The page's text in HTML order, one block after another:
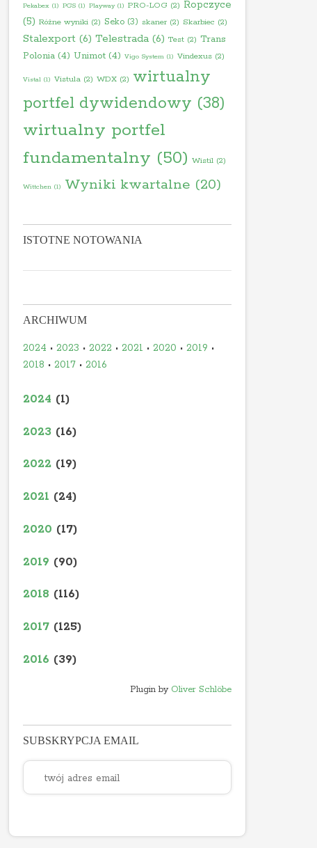
Pekabex (1) PGS (1) Playway(1) PRO-LOG (2) Ropczyce
(5) Różne wyniki (2) Seko (3) skaner (2) Skarbiec (2)
Stalexport (6) Telestrada (6) Test (2) Trans
Polonia (4) Unimot (4) Vigo System (1) Vindexus (2)
Vistal (1) Vistula (2) WDX (2) wirtualny
portfel dywidendowy (38)
wirtualny portfel
fundamentalny (50) Wistil (2)
Wittchen (1) Wyniki kwartalne (20)
ISTOTNE NOTOWANIA
ARCHIWUM
2024 • 2023 • 2022 • 2021 • 2020 • 2019 •
2018 • 2017 • 2016
2024 (1)
2023 (16)
2022 (19)
2021 (24)
2020 (17)
2019 (90)
2018 (116)
2017 (125)
2016 (39)
Plugin by Oliver Schlöbe
SUBSKRYPCJA EMAIL